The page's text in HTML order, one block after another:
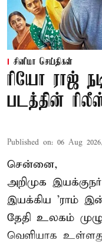
சினிமா செய்திகள்
ரியோ ராஜ்
படத்தின்
Published on: 06 Aug
சென்னை,
அறிமுக
இயக்கிய 'ராம்
தேதி உலகம்
வெளியாக